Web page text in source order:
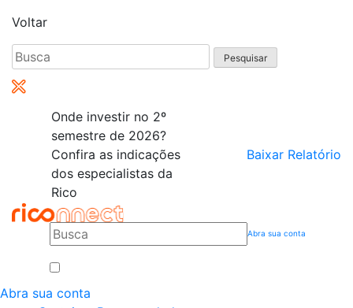
Voltar
Pesquisar
por:
Onde investir no 2º
semestre de 2026?
Confira as indicações
dos especialistas da
Rico
Baixar Relatório
Abra sua conta
Abra sua conta